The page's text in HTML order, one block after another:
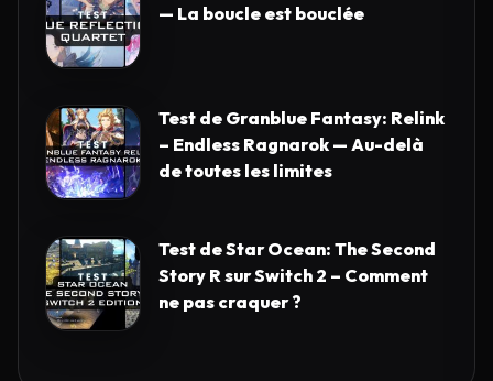
— La boucle est bouclée
Test de Granblue Fantasy: Relink
– Endless Ragnarok — Au-delà
de toutes les limites
Test de Star Ocean: The Second
Story R sur Switch 2 – Comment
ne pas craquer ?